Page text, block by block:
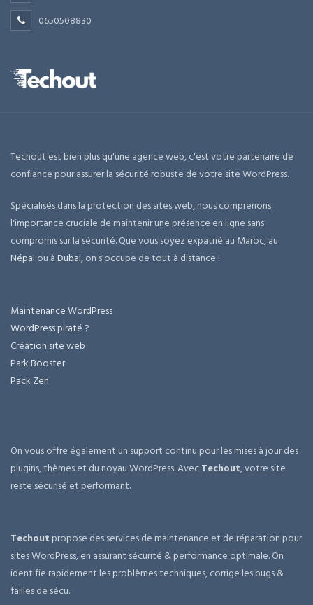
0650508830
Techout est bien plus qu'une agence web, c'est votre partenaire de
confiance pour assurer la sécurité robuste de votre site WordPress.
Spécialisés dans la protection des sites web, nous comprenons
l'importance cruciale de maintenir une présence en ligne sans
compromis sur la sécurité. Que vous soyez expatrié au Maroc, au
Népal ou àDubai, on s'occupe de tout à distance !
Maintenance WordPress
WordPress piraté ?
Création site web
Park Booster
Pack Zen
On vous offre également un support continu pour les mises à jour des
plugins, thèmes et du noyau WordPress. AvecTechout, votre site
reste sécurisé et performant.
Techout propose des services de maintenance et de réparation pour
sites WordPress, en assurant sécurité & performance optimale. On
identifie rapidement les problèmes techniques, corrige les bugs &
failles de sécu.